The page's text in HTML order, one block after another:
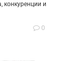
конкуренции и
0